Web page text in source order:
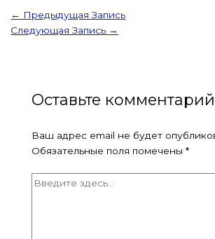
← Предыдущая Запись
Следующая Запись →
Оставьте комментарий
Ваш адрес email не будет
Обязательные поля помечены *
Введите